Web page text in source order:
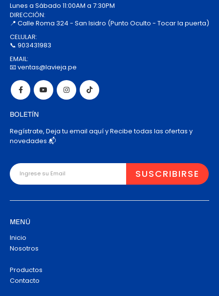
Lunes a Sábado 11:00AM a 7:30PM
DIRECCIÓN:
📍 Calle Roma 324 - San Isidro (Punto Oculto - Tocar la puerta)
CELULAR:
📞 903431983
EMAIL:
📧 ventas@lavieja.pe
BOLETÍN
Regístrate, Deja tu email aquí y Recibe todas las ofertas y
novedades 📬
MENÚ
Inicio
Nosotros
Productos
Contacto